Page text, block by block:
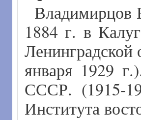
Владимирцов
1884 г. в
Ленинградской
января 1929
СССР. (1915-
Института